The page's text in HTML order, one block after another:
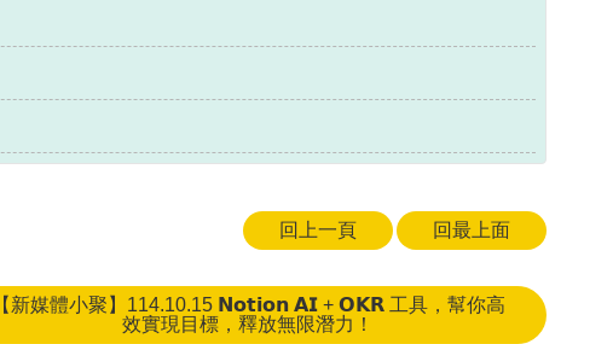
回上一頁 回最上面
【新媒體小聚】114.10.15 𝗡𝗼𝘁𝗶𝗼𝗻 𝗔𝗜 + 𝗢𝗞𝗥 工具，幫你高
效實現目標，釋放無限潛力！